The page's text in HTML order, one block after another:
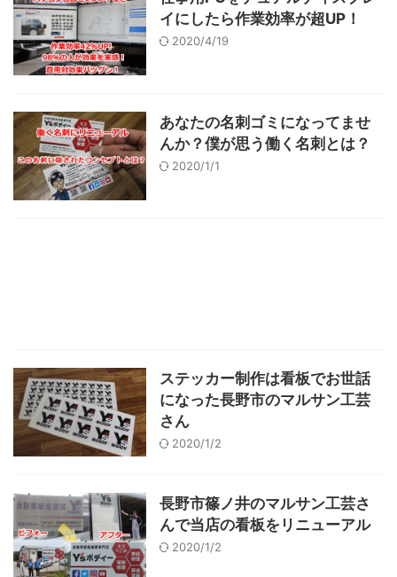
イにしたら作業効率が超UP！
2020/4/19
あなたの名刺ゴミになってませ
んか？僕が思う働く名刺とは？
2020/1/1
ステッカー制作は看板でお世話
になった長野市のマルサン工芸
さん
2020/1/2
長野市篠ノ井のマルサン工芸さ
んで当店の看板をリニューアル
2020/1/2